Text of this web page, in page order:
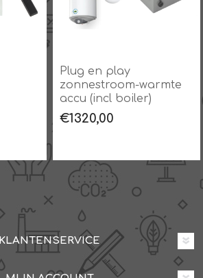
Plug en play
zonnestroom-warmte
accu (incl boiler)
€1320,00
KLANTENSERVICE